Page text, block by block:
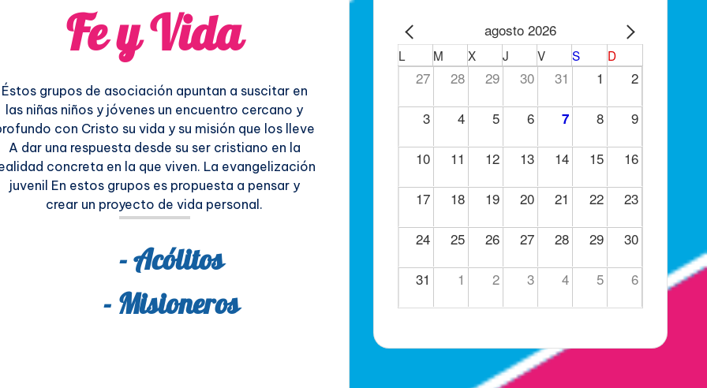
Fe y Vida
Éstos grupos de asociación apuntan a suscitar en
las niñas niños y jóvenes un encuentro cercano y
con Cristo su vida y su misión que los lleve
A dar una respuesta desde su ser cristiano en la
concreta en la que viven. La evangelización
juvenil En estos grupos es propuesta a pensar y
crear un proyecto de vida personal.
- Acólitos
- Misioneros
agosto 2026
L M X J V S D
27 28 29 30 31 1 2
3 4 5 6 7 8 9
10 11 12 13 14 15 16
17 18 19 20 21 22 23
24 25 26 27 28 29 30
31 1 2 3 4 5 6